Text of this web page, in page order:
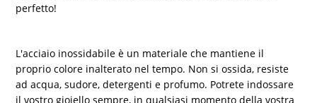
perfetto!
L'acciaio inossidabile è un materiale che mantiene il
proprio colore inalterato nel tempo. Non si ossida, resiste
ad acqua, sudore, detergenti e profumo. Potrete indossare
il vostro gioiello sempre, in qualsiasi momento della vostra